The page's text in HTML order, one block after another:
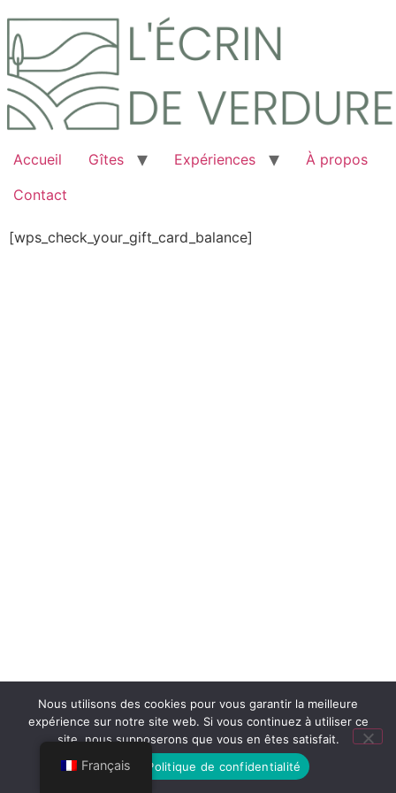
contenu
Accueil Gîtes Expériences
À propos
Contact
[wps_check_your_gift_card_balance]
Français
Nous utilisons des cookies pour vous garantir la meilleure
expérience sur notre site web. Si vous continuez à utiliser ce
site, nous supposerons que vous en êtes satisfait.
OK
Politique de confidentialité